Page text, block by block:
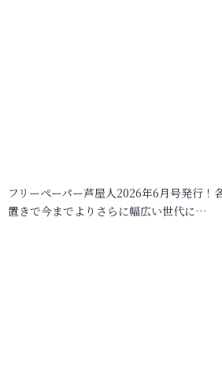
フリーペーパー芦屋人2026年6月号発行！
置きで今までよりさらに幅広い世代に…